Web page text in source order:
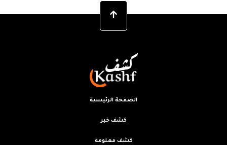
الصفحة الرئيسية
كشف خبر
كشف معلومة